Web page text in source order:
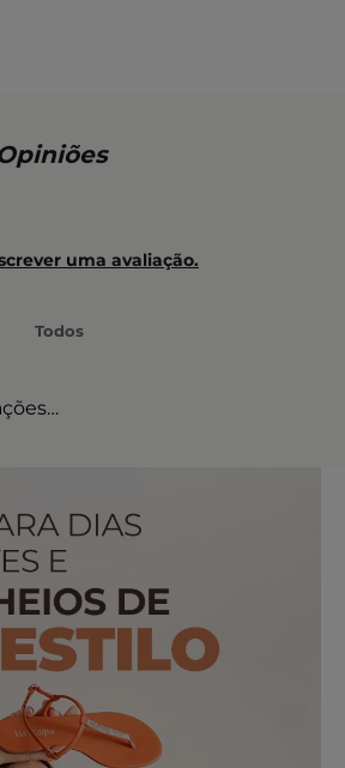
uma avaliação.
Todos